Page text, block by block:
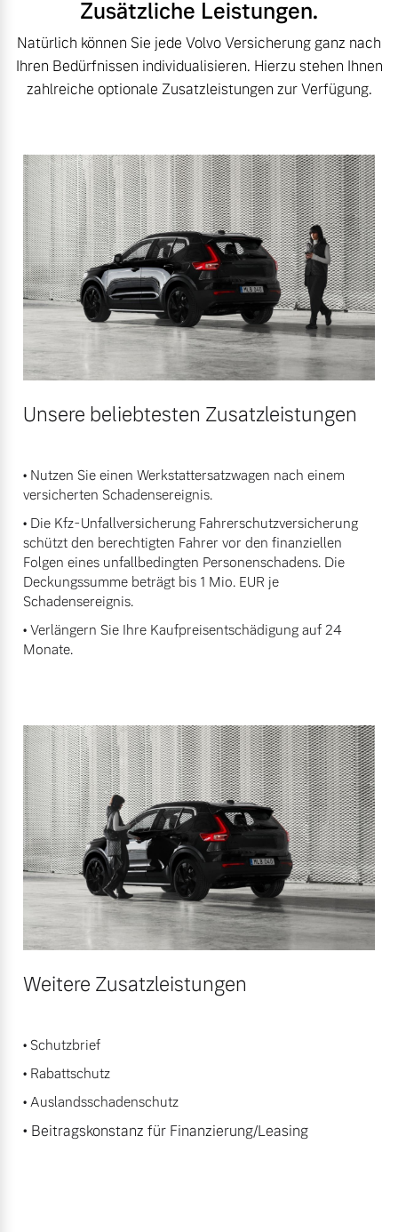
Zusätzliche Leistungen.
Natürlich können Sie jede Volvo Versicherung ganz nach
Ihren Bedürfnissen individualisieren. Hierzu stehen Ihnen
zahlreiche optionale Zusatzleistungen zur Verfügung.
Unsere beliebtesten Zusatzleistungen
• Nutzen Sie einen Werkstattersatzwagen nach einem
versicherten Schadensereignis.
• Die Kfz-Unfallversicherung Fahrerschutzversicherung
schützt den berechtigten Fahrer vor den finanziellen
Folgen eines unfallbedingten Personenschadens. Die
Deckungssumme beträgt bis 1 Mio. EUR je
Schadensereignis.
• Verlängern Sie Ihre Kaufpreisentschädigung auf 24
Monate.
Weitere Zusatzleistungen
• Schutzbrief
• Rabattschutz
• Auslandsschadenschutz
• Beitragskonstanz für Finanzierung/Leasing